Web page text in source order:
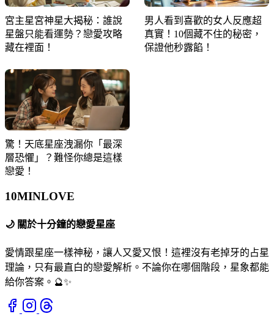
宮主星宮神星大揭秘：誰說
星盤只能看運勢？戀愛攻略
藏在裡面！
男人看到喜歡的女人反應超
真實！10個藏不住的秘密，
保證他秒露餡！
驚！天底星座洩漏你「最深
層恐懼」？難怪你總是這樣
戀愛！
10MINLOVE
🌙 關於十分鐘的戀愛星座
愛情跟星座一樣神秘，讓人又愛又恨！這裡沒有老掉牙的占星
理論，只有最直白的戀愛解析。不論你在哪個階段，星象都能
給你答案。🔮✨